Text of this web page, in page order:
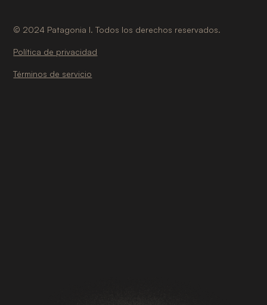
© 2024 Patagonia I. Todos los derechos reservados.
Política de privacidad
Términos de servicio